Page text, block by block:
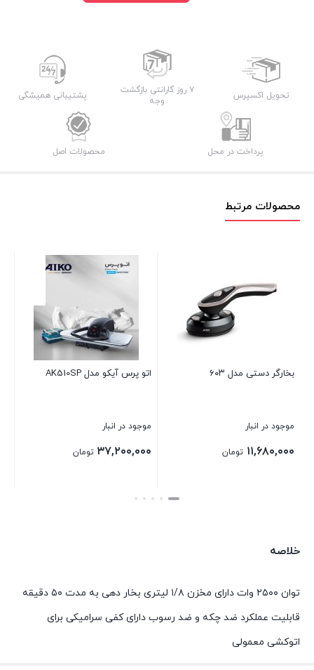
تحویل اکسپرس
۷ روز گارانتی بازگشت
وجه
پشتیبانی همیشگی
پرداخت در محل محصولات اصل
محصولات مرتبط
اتو پرس آیکو مدل AK510SP
موجود در انبار
۳۷,۲۰۰,۰۰۰ تومان
بخارگر دستی آیکو مدل AK602FS
موجود در انبار
۱۰,۵۶۰,۰۰۰ تومان
بستن
خلاصه
توان ۲۵۰۰ وات دارای مخزن ۱/۸ لیتری بخار دهی به مدت ۵۰ دقیقه
قابلیت عملکرد ضد چکه و ضد رسوب دارای کفی سرامیکی برای
اتوکشی معمولی